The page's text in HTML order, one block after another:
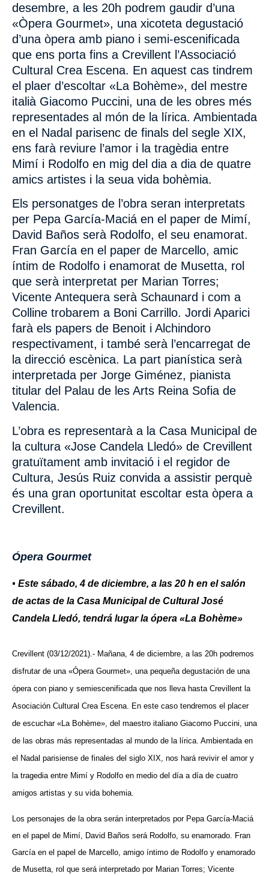
desembre, a les 20h podrem gaudir d’una
«Òpera Gourmet», una xicoteta degustació
d’una òpera amb piano i semi-escenificada
que ens porta fins a Crevillent l’Associació
Cultural Crea Escena. En aquest cas tindrem
el plaer d’escoltar «La Bohème», del mestre
italià Giacomo Puccini, una de les obres més
representades al món de la lírica. Ambientada
en el Nadal parisenc de finals del segle XIX,
ens farà reviure l’amor i la tragèdia entre
Mimí i Rodolfo en mig del dia a dia de quatre
amics artistes i la seua vida bohèmia.
Els personatges de l’obra seran interpretats
per Pepa García-Maciá en el paper de Mimí,
David Baños serà Rodolfo, el seu enamorat.
Fran García en el paper de Marcello, amic
íntim de Rodolfo i enamorat de Musetta, rol
que serà interpretat per Marian Torres;
Vicente Antequera serà Schaunard i com a
Colline trobarem a Boni Carrillo. Jordi Aparici
farà els papers de Benoit i Alchindoro
respectivament, i també serà l’encarregat de
la direcció escènica. La part pianística serà
interpretada per Jorge Giménez, pianista
titular del Palau de les Arts Reina Sofia de
Valencia.
L’obra es representarà a la Casa Municipal de
la cultura «Jose Candela Lledó» de Crevillent
gratuïtament amb invitació i el regidor de
Cultura, Jesús Ruiz convida a assistir perquè
és una gran oportunitat escoltar esta òpera a
Crevillent.
Ópera Gourmet
• Este sábado, 4 de diciembre, a las 20 h en el salón
de actas de la Casa Municipal de Cultural José
Candela Lledó, tendrá lugar la ópera «La Bohème»
Crevillent (03/12/2021).- Mañana, 4 de diciembre, a las 20h podremos
disfrutar de una «Ópera Gourmet», una pequeña degustación de una
ópera con piano y semiescenificada que nos lleva hasta Crevillent la
Asociación Cultural Crea Escena. En este caso tendremos el placer
de escuchar «La Bohème», del maestro italiano Giacomo Puccini, una
de las obras más representadas al mundo de la lírica. Ambientada en
el Nadal parisiense de finales del siglo XIX, nos hará revivir el amor y
la tragedia entre Mimí y Rodolfo en medio del día a día de cuatro
amigos artistas y su vida bohemia.
Los personajes de la obra serán interpretados por Pepa García-Maciá
en el papel de Mimí, David Baños será Rodolfo, su enamorado. Fran
García en el papel de Marcello, amigo íntimo de Rodolfo y enamorado
de Musetta, rol que será interpretado por Marian Torres; Vicente